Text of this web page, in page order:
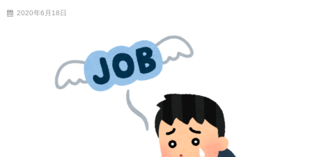
【画像】長濱ねる(27歳)の乳がヤバイと話題にｗｗｗｗ1700万バ
ズｗｗｗｗｗｗｗｗｗｗ 他 / 2chnaviヘッドライン
【画像】人気Vチューバーさん、とんでもない姿を披露ｗｗｗｗｗ
ｗｗｗｗｗ 他 / 2chnaviヘッドライン
【悲報】2050年の日本、独身ボッチ祭りが現実になるとかｗｗｗ
2020年6月18日